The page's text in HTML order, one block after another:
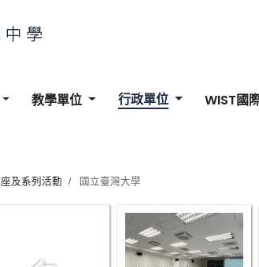
教學單位 行政單位 WIST國
及系列活動 國立臺灣大學